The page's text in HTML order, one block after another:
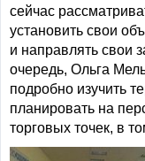
сейчас
установить свои
и направлять свои
очередь, Ольга
подробно изучить
планировать на
торговых точек, в